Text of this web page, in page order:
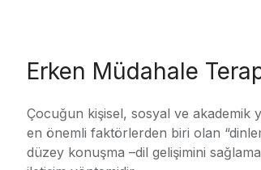
Erken Müdahale
Çocuğun kişisel, sosyal ve akademik
en önemli faktörlerden biri olan
düzey konuşma –dil gelişimini